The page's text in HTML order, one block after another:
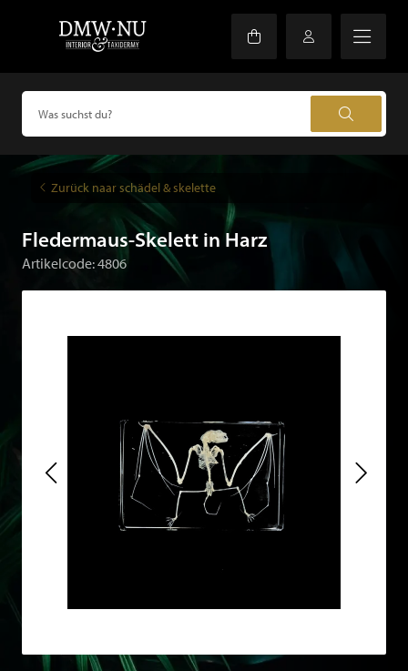
Zurück naar schädel & skelette
Fledermaus-Skelett in Harz
Artikelcode: 4806